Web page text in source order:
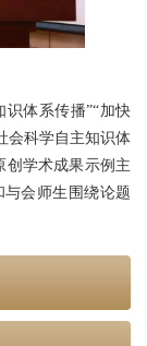
识体系传播”“加快
会科学自主知识体
创学术成果示例主
会师生围绕论题